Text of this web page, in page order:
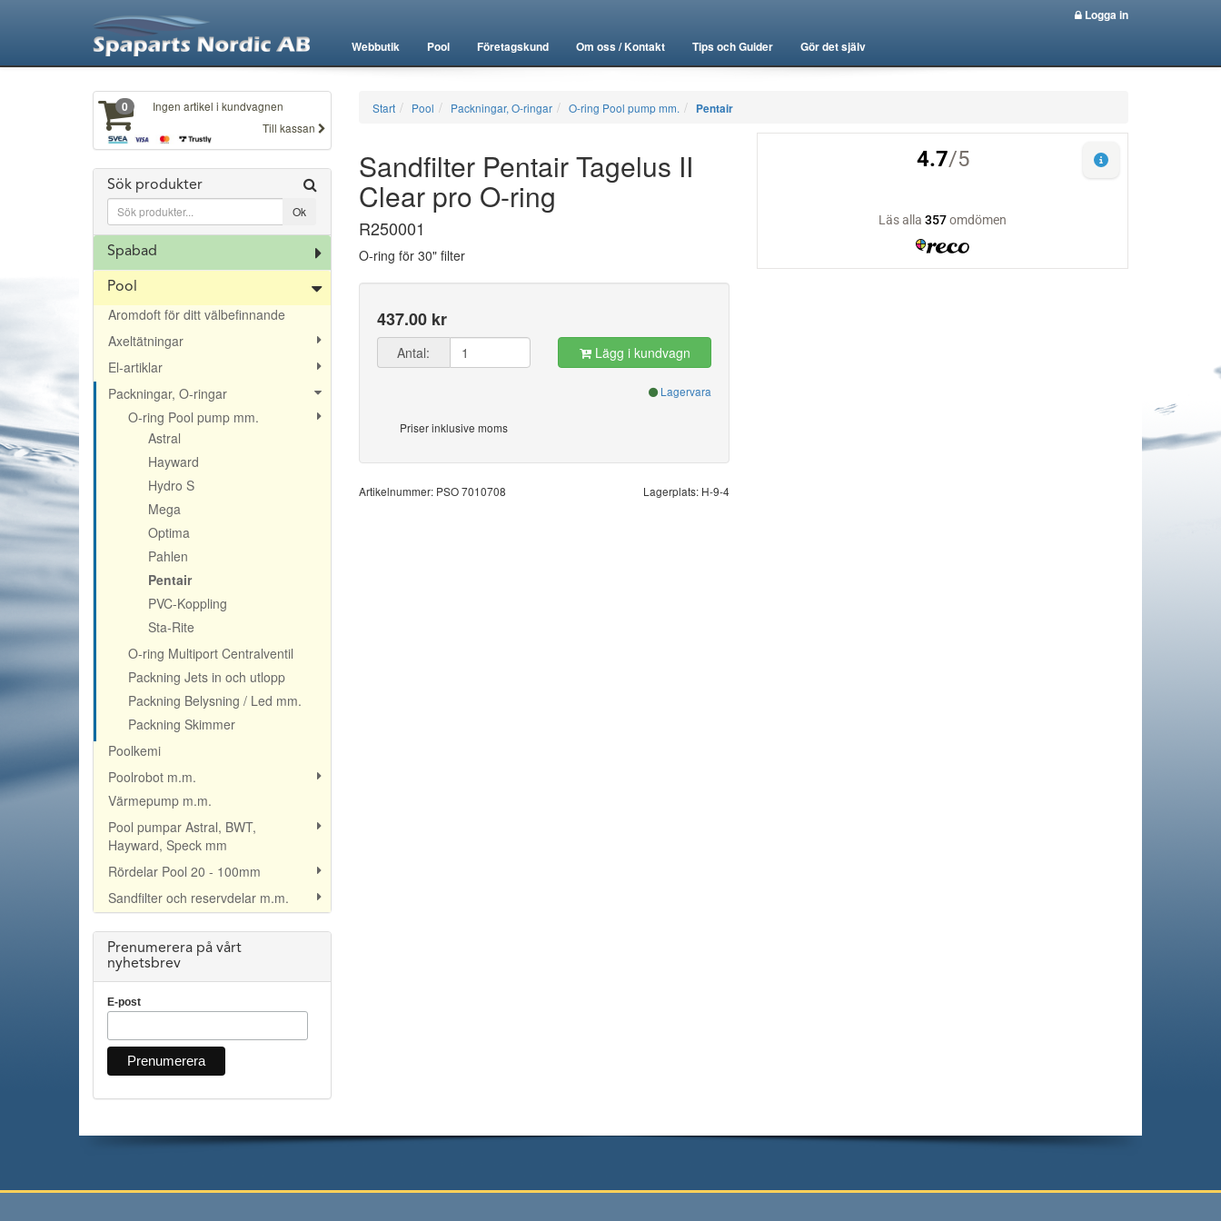
Webbutik Pool Företagskund Om oss / Kontakt Tips och Guider Gör det själv
Logga in
0
Ingen artikel i kundvagnen
Till kassan
Sök produkter
Spabad
Pool
Aromdoft för ditt välbefinnande
Axeltätningar
El-artiklar
Packningar, O-ringar
O-ring Pool pump mm.
Astral
Hayward
Hydro S
Mega
Optima
Pahlen
Pentair
PVC-Koppling
Sta-Rite
O-ring Multiport Centralventil
Packning Jets in och utlopp
Packning Belysning / Led mm.
Packning Skimmer
Poolkemi
Poolrobot m.m.
Värmepump m.m.
Pool pumpar Astral, BWT,
Hayward, Speck mm
Rördelar Pool 20 - 100mm
Sandfilter och reservdelar m.m.
Prenumerera på vårt
nyhetsbrev
E-post
Start Pool Packningar, O-ringar O-ring Pool pump mm. Pentair
Sandfilter Pentair Tagelus II
Clear pro O-ring
R250001
O-ring för 30" filter
437.00 kr
Antal: Lägg i kundvagn
Lagervara
Priser inklusive moms
Artikelnummer: PSO 7010708 Lagerplats: H-9-4